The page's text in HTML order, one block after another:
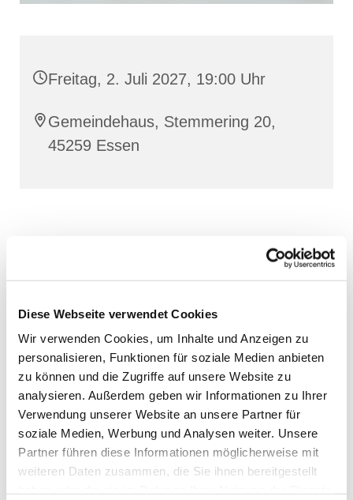
Diese Webseite verwendet Cookies
Wir verwenden Cookies, um Inhalte und Anzeigen zu
personalisieren, Funktionen für soziale Medien anbieten
zu können und die Zugriffe auf unsere Website zu
analysieren. Außerdem geben wir Informationen zu Ihrer
Verwendung unserer Website an unsere Partner für
soziale Medien, Werbung und Analysen weiter. Unsere
Partner führen diese Informationen möglicherweise mit
weiteren Daten zusammen, die Sie ihnen bereitgestellt
Freitag, 2. Juli 2027, 19:00 Uhr
Gemeindehaus, Stemmering 20,
45259 Essen